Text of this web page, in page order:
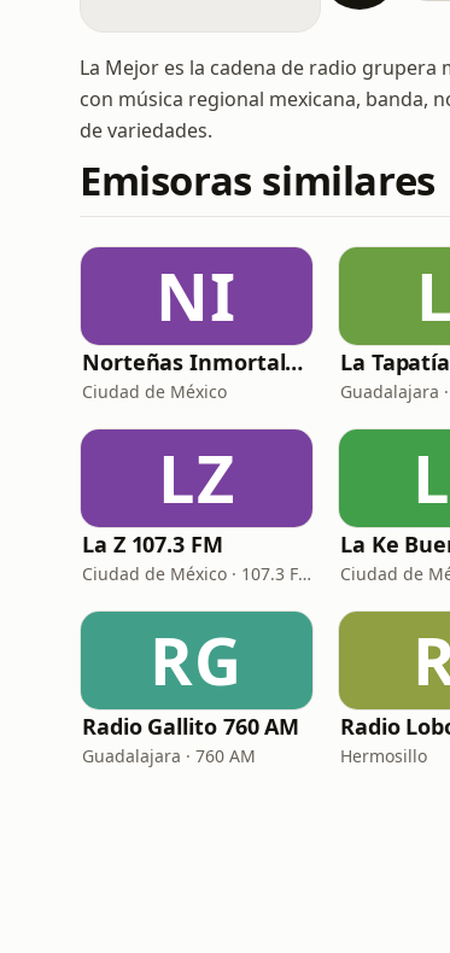
La Mejor es la cadena de radio grupera
con música regional mexicana, banda,
de variedades.
Emisoras similares
NI
Norteñas Inmortales Radio
Ciudad de México
La
Guadalajara
LZ
La Z 107.3 FM
Ciudad de México · 107.3 FM
La Ke
Ciudad de
RG
Radio Gallito 760 AM
Guadalajara · 760 AM
Radio
Hermosillo